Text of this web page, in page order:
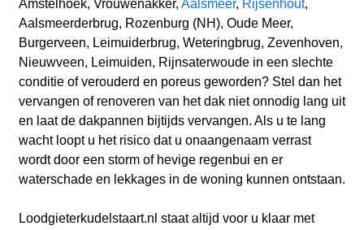
Amstelhoek, Vrouwenakker, Aalsmeer, Rijsenhout,
Aalsmeerderbrug, Rozenburg (NH), Oude Meer,
Burgerveen, Leimuiderbrug, Weteringbrug, Zevenhoven,
Nieuwveen, Leimuiden, Rijnsaterwoude in een slechte
conditie of verouderd en poreus geworden? Stel dan het
vervangen of renoveren van het dak niet onnodig lang uit
en laat de dakpannen bijtijds vervangen. Als u te lang
wacht loopt u het risico dat u onaangenaam verrast
wordt door een storm of hevige regenbui en er
waterschade en lekkages in de woning kunnen ontstaan.
Loodgieterkudelstaart.nl staat altijd voor u klaar met